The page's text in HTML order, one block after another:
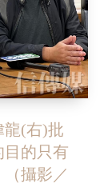
龍(右)批
的只有
（攝影／